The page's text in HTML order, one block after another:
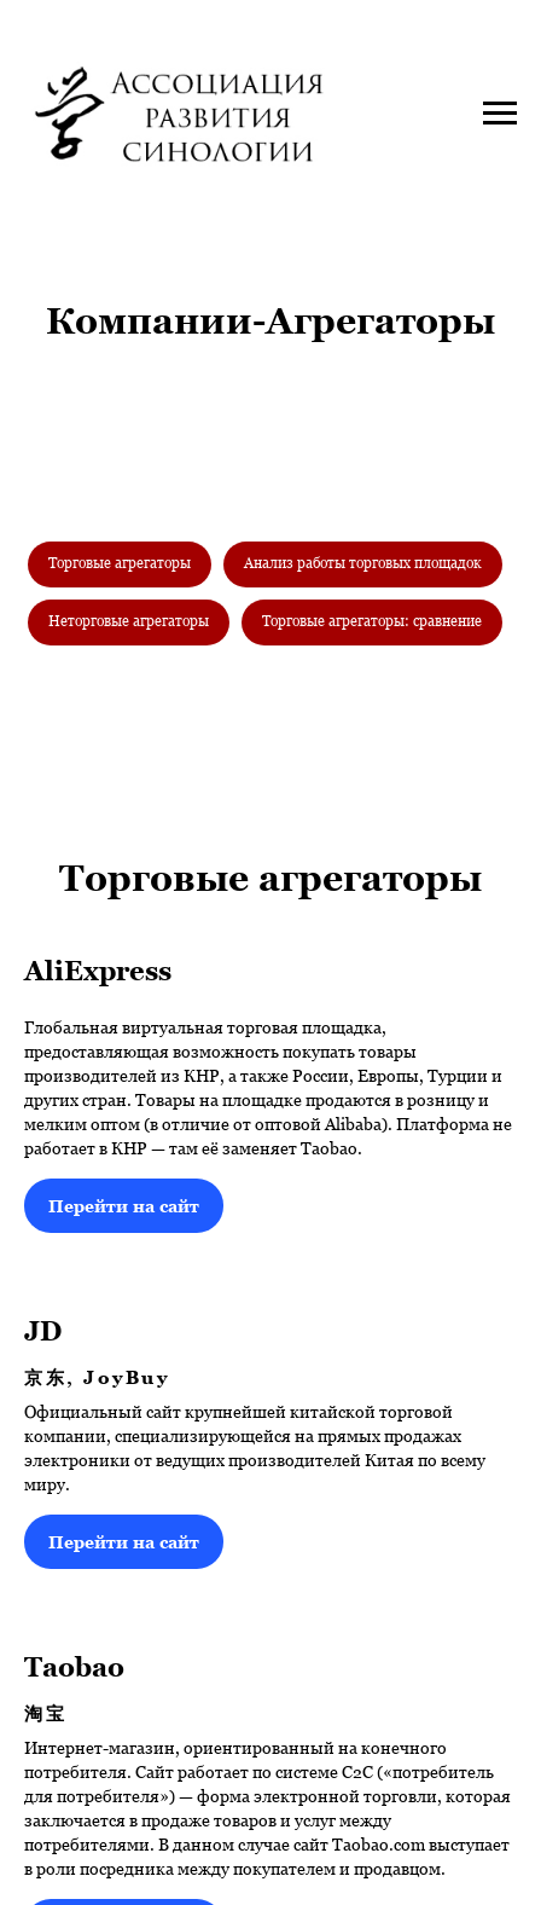
Компании-Агрегаторы
Торговые агрегаторы Анализ работы торговых площадок
Неторговые агрегаторы Торговые агрегаторы: сравнение
Торговые агрегаторы
AliExpress
Глобальная виртуальная торговая площадка,
предоставляющая возможность покупать товары
производителей из КНР, а также России, Европы, Турции и
других стран. Товары на площадке продаются в розницу и
мелким оптом (в отличие от оптовой Alibaba). Платформа не
работает в КНР — там её заменяет Taobao.
Перейти на сайт
JD
京东, JoyBuy
Официальный сайт крупнейшей китайской торговой
компании, специализирующейся на прямых продажах
электроники от ведущих производителей Китая по всему
миру.
Перейти на сайт
Taobao
淘宝
Интернет-магазин, ориентированный на конечного
потребителя. Сайт работает по системе C2C («потребитель
для потребителя») — форма электронной торговли, которая
заключается в продаже товаров и услуг между
потребителями. В данном случае сайт Taobao.com выступает
в роли посредника между покупателем и продавцом.